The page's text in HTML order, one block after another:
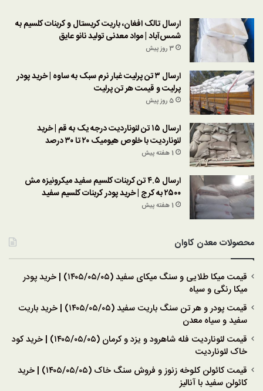
ارسال تالک افغان، باریت کریستال و کربنات کلسیم به
شمس‌آباد | مواد معدنی تولید نانو عایق
3 روز پیش
ارسال ۳ تن پرلیت غبار نرم سبک به ساوه | خرید پودر
پرلیت و قیمت هر تن پرلیت
5 روز پیش
ارسال ۱۵ تن لئوناردیت درجه یک به قم | خرید
لئوناردیت با خلوص هیومیک ۲۰ تا ۳۰ درصد
1 هفته پیش
ارسال ۴.۵ تن کربنات کلسیم سفید میکرونیزه مش
۲۵۰۰ به کرج | خرید پودر کربنات کلسیم سفید
1 هفته پیش
محصولات معدن کاوان
قیمت میکا طلایی و سنگ میکای سفید (۱۴۰۵/۰۵/۰۵) | خرید پودر
میکا رنگی و سیاه
قیمت پودر و هر تن سنگ باریت سفید (۱۴۰۵/۰۵/۰۵) | خرید باریت
سفید و سیاه معدن
قیمت لئوناردیت فله شاهرود و یزد و کرمان (۱۴۰۵/۰۵/۰۵) | خرید کود
خاک لئوناردیت
قیمت کائولن کلوخه زنوز و فروش سنگ خاک (۱۴۰۵/۰۵/۰۵) | خرید
کائولن سفید با آنالیز